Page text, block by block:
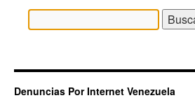
Denuncias Por Internet Venezuela